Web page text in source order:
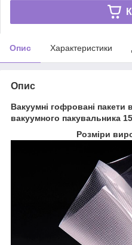
Опис Характеристики
Опис
Вакуумні гофровані пакети
вакуумного пакувальника
Розміри